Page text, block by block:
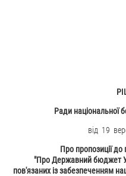
Ради національної
від 19
Про пропозиції до
"Про Державний бюджет
пов'язаних із забезпеченням